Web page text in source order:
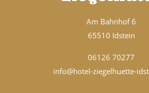
Am Bahnhof 6
65510 Idstein
06126 70277
info@hotel-ziegelhuette-